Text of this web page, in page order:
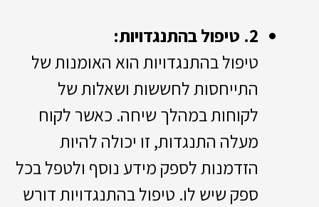
2. טיפול בהתנגדויות:
טיפול בהתנגדויות הוא האומנות של
התייחסות לחששות ושאלות של
לקוחות במהלך שיחה. כאשר לקוח
מעלה התנגדות, זו יכולה להיות
הזדמנות לספק מידע נוסף ולטפל בכל
ספק שיש לו. טיפול בהתנגדויות דורש